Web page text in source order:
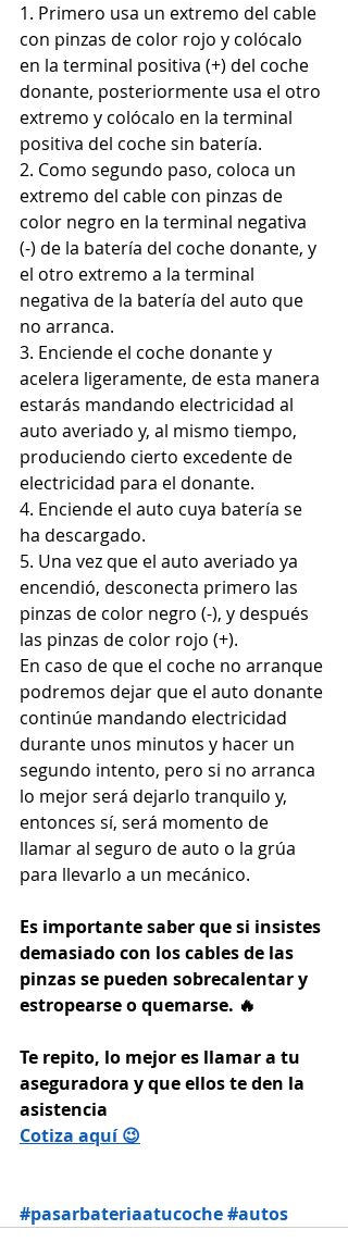
​1. Primero usa un extremo del cable
con pinzas de color rojo y colócalo
en la terminal positiva (+) del coche
donante, posteriormente usa el otro
extremo y colócalo en la terminal
positiva del coche sin batería.
​2. Como segundo paso, coloca un
extremo del cable con pinzas de
color negro en la terminal negativa
(-) de la batería del coche donante, y
el otro extremo a la terminal
negativa de la batería del auto que
no arranca.
​3. Enciende el coche donante y
acelera ligeramente, de esta manera
estarás mandando electricidad al
auto averiado y, al mismo tiempo,
produciendo cierto excedente de
electricidad para el donante.
​4. Enciende el auto cuya batería se
ha descargado.
5. Una vez que el auto averiado ya
encendió, desconecta primero las
pinzas de color negro (-), y después
las pinzas de color rojo (+).
​En caso de que el coche no arranque
podremos dejar que el auto donante
continúe mandando electricidad
durante unos minutos y hacer un
segundo intento, pero si no arranca
lo mejor será dejarlo tranquilo y,
entonces sí, será momento de
llamar al seguro de auto o la grúa
para llevarlo a un mecánico.
Es importante saber que si insistes
demasiado con los cables de las
pinzas se pueden sobrecalentar y
estropearse o quemarse. 🔥
Te repito, lo mejor es llamar a tu
aseguradora y que ellos te den la
asistencia
Cotiza aquí 😉
#pasarbateriaatucoche#autos